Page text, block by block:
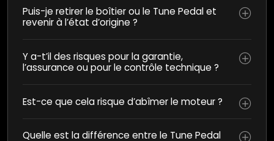
Puis-je retirer le boîtier ou le Tune Pedal et
revenir à l’état d’origine ?
Y a-t’il des risques pour la garantie,
l’assurance ou pour le contrôle technique ?
Est-ce que cela risque d’abîmer le moteur ?
Quelle est la différence entre le Tune Pedal